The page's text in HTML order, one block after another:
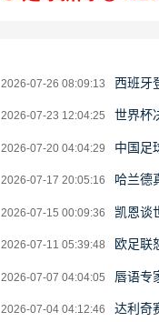
2026-07-26 08:09:13 西班牙
2026-07-23 12:04:25 世界杯
2026-07-20 04:04:29 中国足
2026-07-17 20:05:16 哈兰德
2026-07-15 00:09:36 凯恩谈
2026-07-11 05:39:48 欧足联
2026-07-07 04:04:05 唇语专
2026-07-04 04:12:46 达利奇